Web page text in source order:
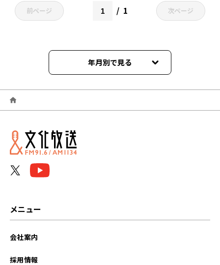
前ページ 1 次ページ
年月別で見る
2026年04月
2024年11月
2023年09月
メニュー
会社案内
採用情報